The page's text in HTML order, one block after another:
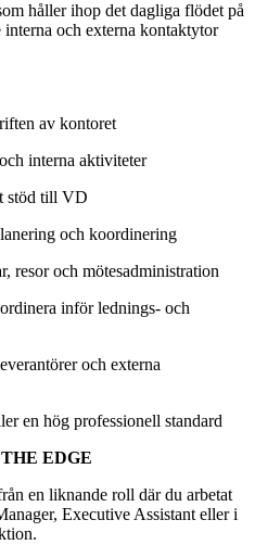
håller ihop det dagliga flödet på
interna och externa kontaktytor
av kontoret
interna aktiviteter
stöd till VD
och koordinering
resor och mötesadministration
inför lednings- och
och externa
en hög professionell standard
EDGE
en liknande roll där du arbetat
Executive Assistant eller i